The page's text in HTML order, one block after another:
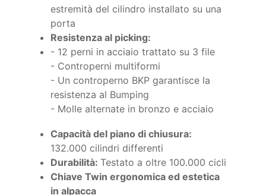
estremità del cilindro installato su una
porta
Resistenza al picking:
- 12 perni in acciaio trattato su 3 file
- Controperni multiformi
- Un controperno BKP garantisce la
resistenza al Bumping
- Molle alternate in bronzo e acciaio
Capacità del piano di chiusura:
132.000 cilindri differenti
Durabilità: Testato a oltre 100.000 cicli
Chiave Twin ergonomica ed estetica
in alpacca